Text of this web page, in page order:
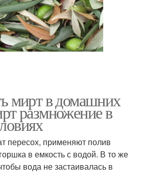
мирт в домашних
размножение в
пересох, применяют полив
в емкость с водой. В то же
вода не застаивалась в